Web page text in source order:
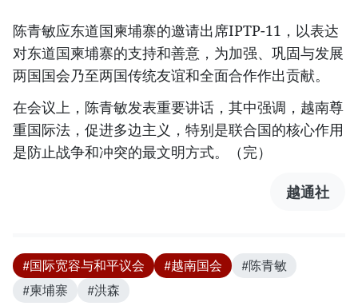
陈青敏应东道国柬埔寨的邀请出席IPTP-11，以表达
对东道国柬埔寨的支持和善意，为加强、巩固与发展
两国国会乃至两国传统友谊和全面合作作出贡献。
在会议上，陈青敏发表重要讲话，其中强调，越南尊
重国际法，促进多边主义，特别是联合国的核心作用
是防止战争和冲突的最文明方式。（完）
越通社
#国际宽容与和平议会 #越南国会
#陈青敏
#柬埔寨
#洪森